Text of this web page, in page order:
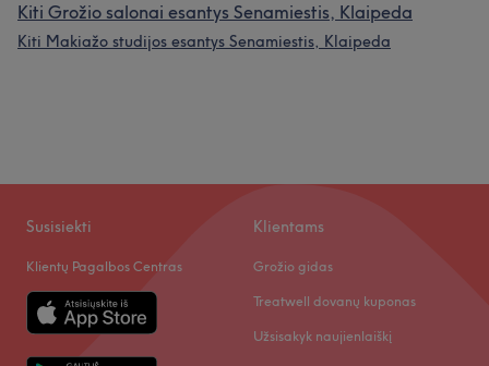
Kiti Grožio salonai esantys Senamiestis, Klaipeda
Kiti Makiažo studijos esantys Senamiestis, Klaipeda
Susisiekti
Klientų Pagalbos Centras
Klientams
Grožio gidas
Treatwell dovanų kuponas
Užsisakyk naujienlaiškį